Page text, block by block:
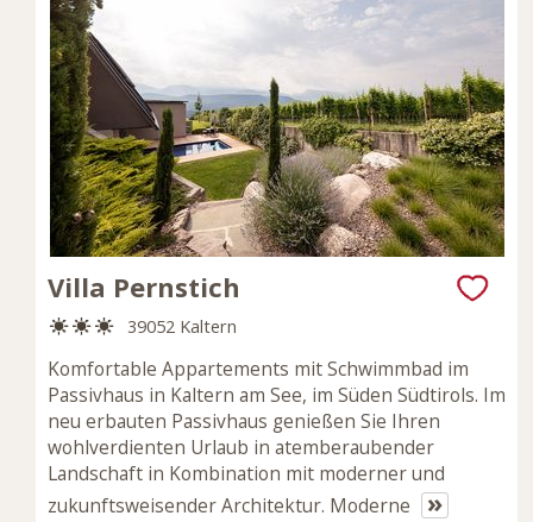
Villa Pernstich
39052 Kaltern
Komfortable Appartements mit Schwimmbad im
Passivhaus in Kaltern am See, im Süden Südtirols. Im
neu erbauten Passivhaus genießen Sie Ihren
wohlverdienten Urlaub in atemberaubender
Landschaft in Kombination mit moderner und
zukunftsweisender Architektur. Moderne
»